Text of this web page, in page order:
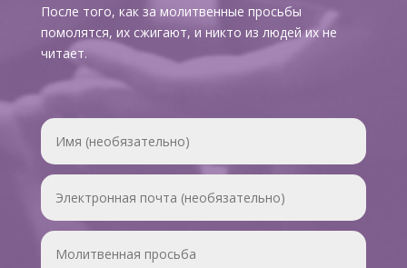
После того, как за молитвенные просьбы
помолятся, их сжигают, и никто из людей их не
читает.